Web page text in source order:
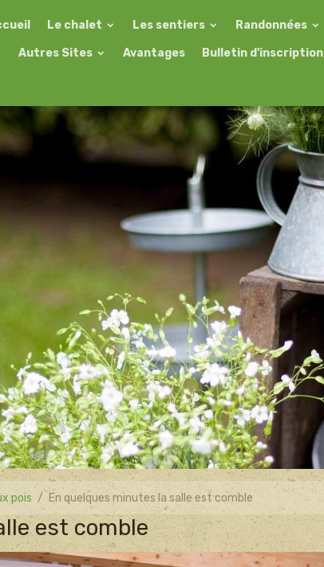
Le chalet Les sentiers Randonnées
Autres Sites Avantages Bulletin d'inscription
pois En quelques minutes la salle est comble
est comble